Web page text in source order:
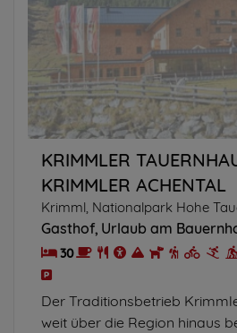
KRIMMLER
KRIMMLER ACHENTAL
Krimml, Nationalpark Hohe
Gasthof Urlaub am
30
Der Traditionsbetrieb
weit über die Region hinaus